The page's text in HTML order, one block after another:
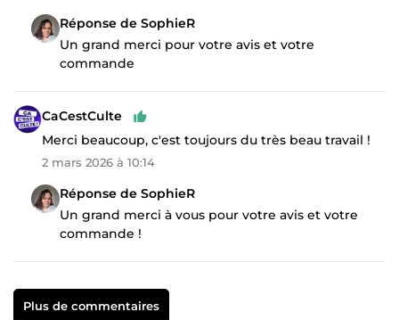
Réponse de SophieR
Un grand merci pour votre avis et votre
commande
CaCestCulte
Merci beaucoup, c'est toujours du très beau travail !
2 mars 2026 à 10:14
Réponse de SophieR
Un grand merci à vous pour votre avis et votre
commande !
Plus de commentaires